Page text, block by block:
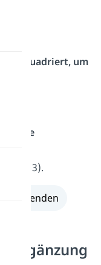
x
quadriert, um
9.
in die
· (x – 3).
einblenden
Ergänzung